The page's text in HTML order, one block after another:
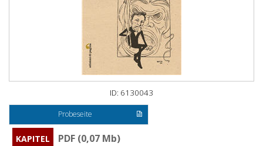
ID: 6130043
Probeseite
KAPITEL
PDF (0,07 Mb)